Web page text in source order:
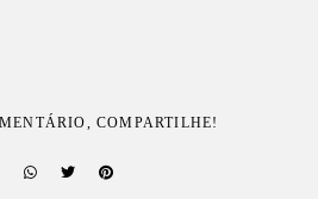
COMPARTILHE!